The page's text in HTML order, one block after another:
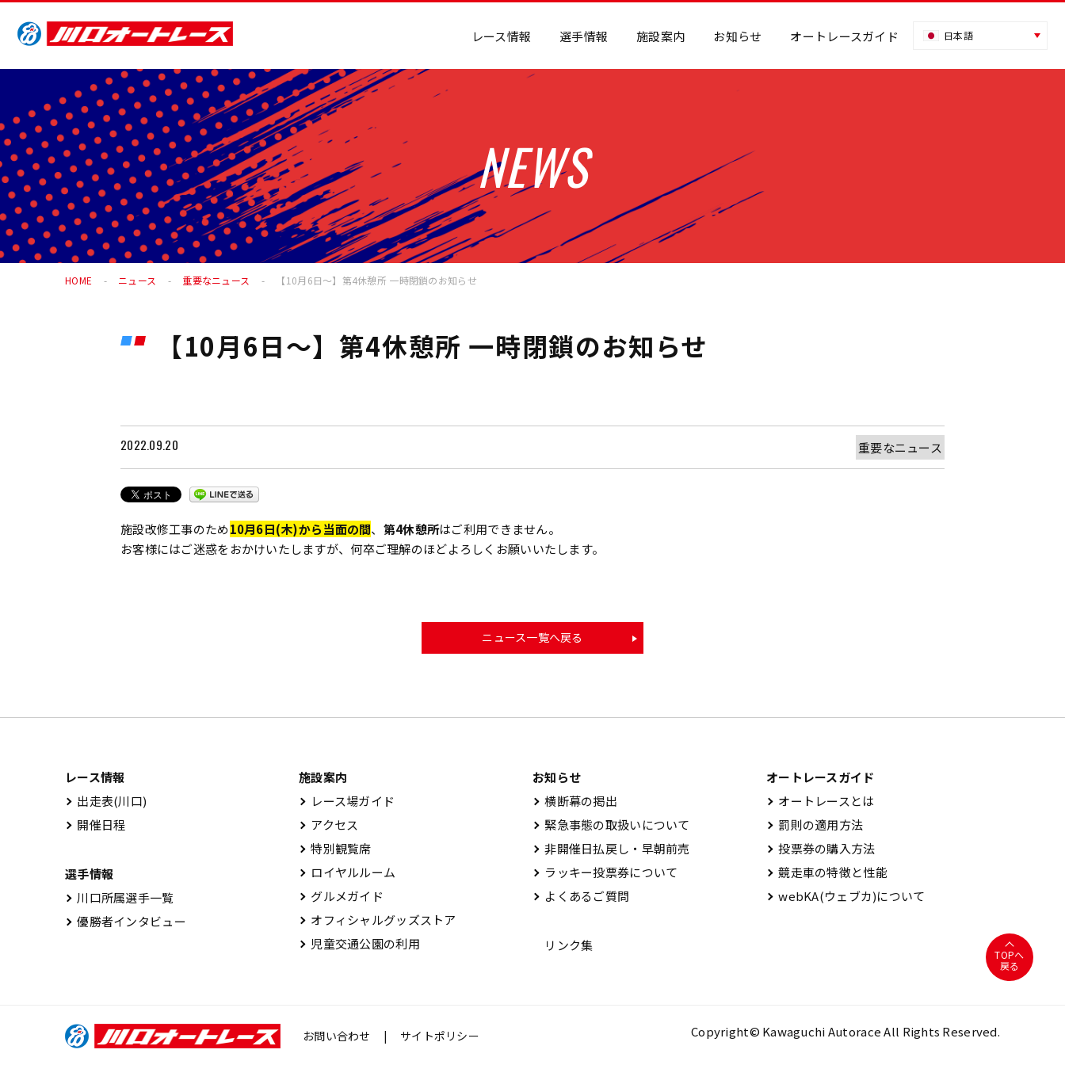
レース情報 選手情報 施設案内 お知らせ オートレースガイド 日本語
NEWS
HOME ニュース 重要なニュース 【10月6日～】第4休憩所 一時閉鎖のお知らせ
【10月6日～】第4休憩所 一時閉鎖のお知らせ
2022.09.20 重要なニュース
施設改修工事のため10月6日(木)から当面の間、 第4休憩所はご利用できません。
お客様にはご迷惑をおかけいたしますが、何卒ご理解のほどよろしくお願いいたします。
ニュース一覧へ戻る
レース情報
出⾛表(川⼝)
開催⽇程
選手情報
川口所属選手一覧
優勝者インタビュー
施設案内
レース場ガイド
アクセス
特別観覧席
ロイヤルルーム
グルメガイド
オフィシャルグッズストア
児童交通公園の利用
お知らせ
横断幕の掲出
緊急事態の取扱いについて
非開催日払戻し・早朝前売
ラッキー投票券について
よくあるご質問
リンク集
オートレースガイド
オートレースとは
罰則の適用方法
投票券の購入方法
競走車の特徴と性能
webKA(ウェブカ)について
TOPへ
戻る
お問い合わせ サイトポリシー Copyright© Kawaguchi Autorace All Rights Reserved.